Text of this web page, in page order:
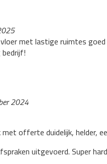
met lastige ruimtes
2024
offerte duidelijk, helder,
uitgevoerd. Super